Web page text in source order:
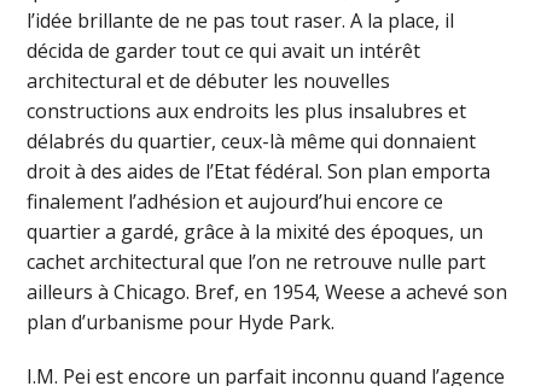
l’idée brillante de ne pas tout raser. A la place, il
décida de garder tout ce qui avait un intérêt
architectural et de débuter les nouvelles
constructions aux endroits les plus insalubres et
délabrés du quartier, ceux-là même qui donnaient
droit à des aides de l’Etat fédéral. Son plan emporta
finalement l’adhésion et aujourd’hui encore ce
quartier a gardé, grâce à la mixité des époques, un
cachet architectural que l’on ne retrouve nulle part
ailleurs à Chicago. Bref, en 1954, Weese a achevé son
plan d’urbanisme pour Hyde Park.
I.M. Pei est encore un parfait inconnu quand l’agence